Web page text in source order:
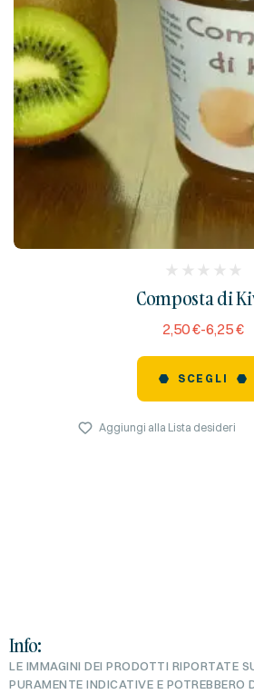
Composta di
reviews)
2,50€-6,25€
SCEGLI
Aggiungi alla Lista desideri
Info:
LE IMMAGINI DEI PRODOTTI RIPORTATE
PURAMENTE INDICATIVE E POTREBBERO